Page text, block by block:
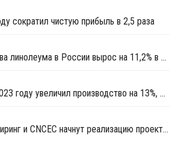
сократил чистую прибыль в 2,5 раза
Объем производства линолеума в России вырос на 11,2% в 2023 году
СИБУР-Кстово в 2023 году увеличил производство на 13%, Русвинил — на 6%
БСК, Савант Инжиниринг и CNCEC начнут реализацию проекта по производству эмульсионного ПВХ